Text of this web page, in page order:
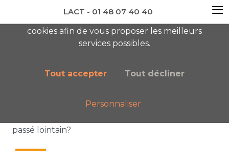
newsletter AC
Nos publications
passé lointain?
cookies afin de vous proposer les meilleurs
services possibles.
Tout accepter Tout décliner
Personnaliser
LACT - 01 48 07 40 40 ≡